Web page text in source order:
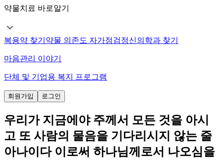
약물치료 바로알기
복용약 찾기 약물 의존도 자가점검정신의학과 찾기
마음관리 이야기
단체 및 기업용 복지 프로그램
회원가입 로그인
우리가 지금에야 주께서 모든 것을 아시
고 또 사람의 물음을 기다리시지 않는 줄
아나이다 이로써 하나님께로서 나오심을